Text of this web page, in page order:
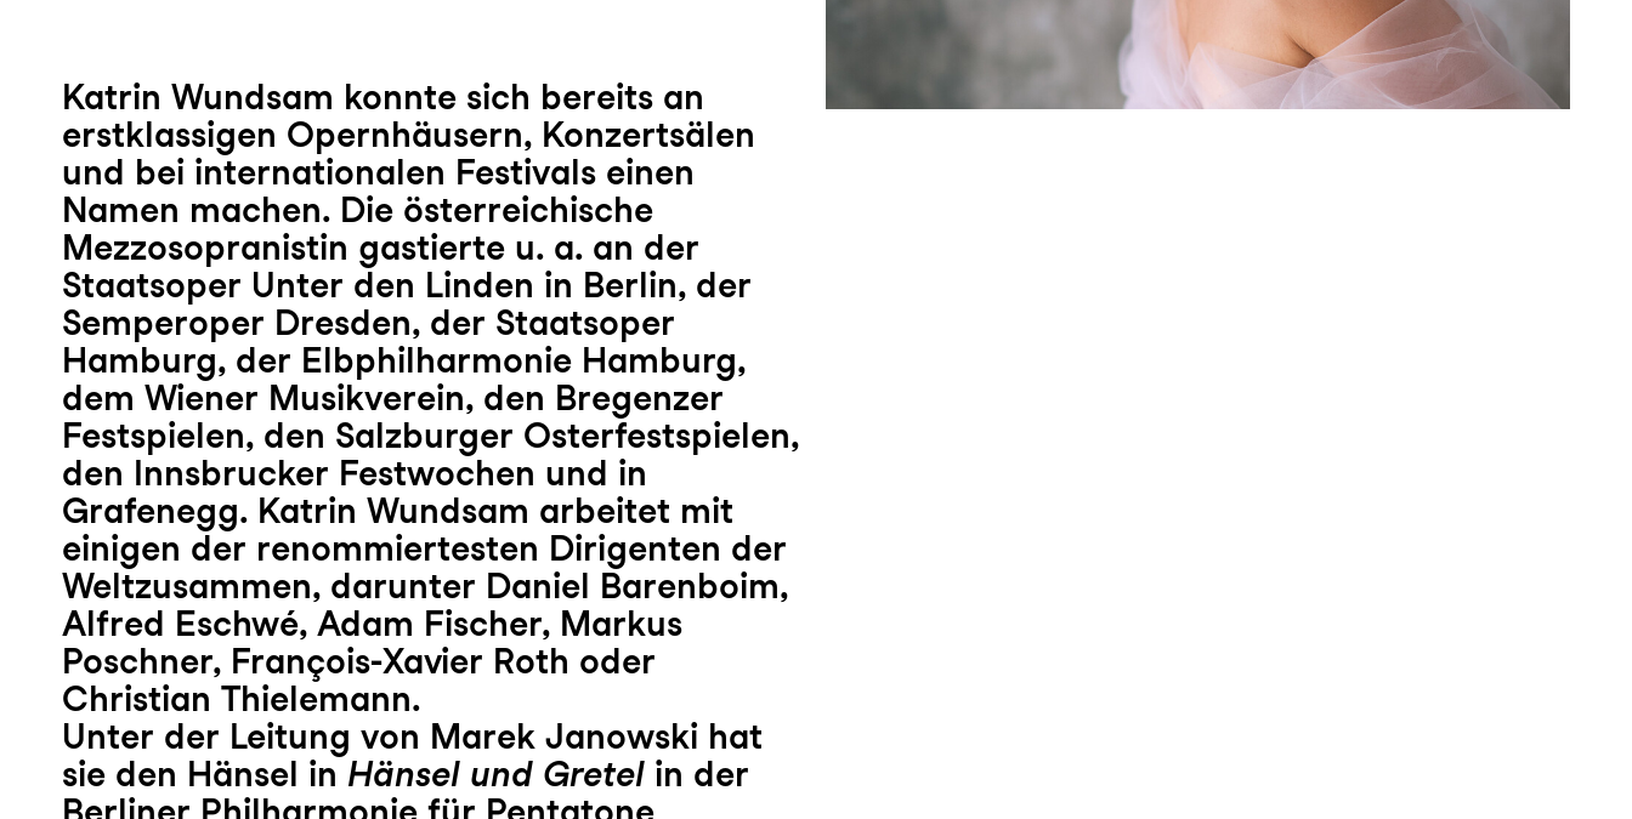
Katrin Wundsam konnte sich bereits an
erstklassigen Opernhäusern, Konzertsälen
und bei internationalen Festivals einen
Namen machen. Die österreichische
Mezzosopranistin gastierte u. a. an der
Staatsoper Unter den Linden in Berlin, der
Semperoper Dresden, der Staatsoper
Hamburg, der Elbphilharmonie Hamburg,
dem Wiener Musikverein, den Bregenzer
Festspielen, den Salzburger Osterfestspielen,
den Innsbrucker Festwochen und in
Grafenegg. Katrin Wundsam arbeitet mit
einigen der renommiertesten Dirigenten der
Weltzusammen, darunter Daniel Barenboim,
Alfred Eschwé, Adam Fischer, Markus
Poschner, François-Xavier Roth oder
Christian Thielemann.
Unter der Leitung von Marek Janowski hat
sie den Hänsel in Hänsel und Gretelin der